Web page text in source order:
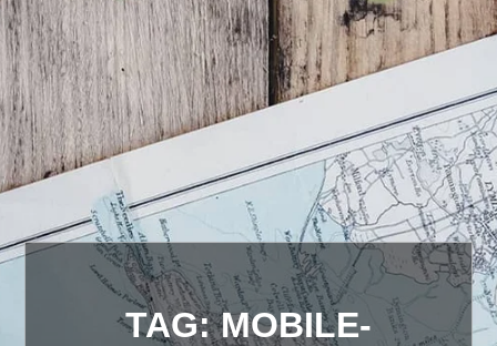
TAG:MOBILE-